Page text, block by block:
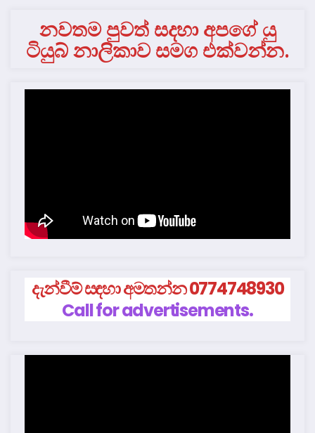
නවතම පුවත් සදහා අපගේ යු
ටියුබ් නාලිකාව සමග එක්වන්න.
දැන්වීම් සඳහා අමතන්න 0774748930
Call for advertisements.